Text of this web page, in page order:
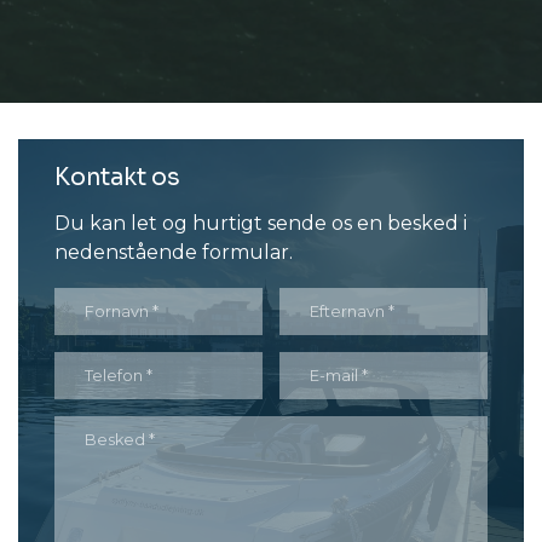
Kontakt os
Du kan let og hurtigt sende os en besked i
nedenstående formular.